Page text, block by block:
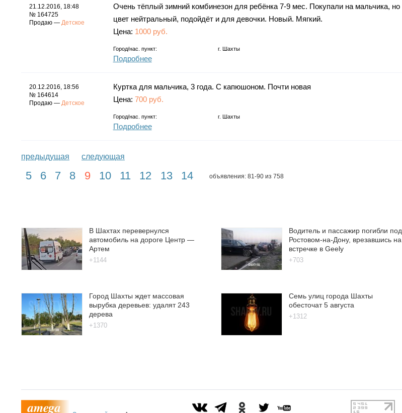
21.12.2016, 18:48
№ 164725
Продаю — Детское
Очень тёплый зимний комбинезон для ребёнка 7-9 мес. Покупали на мальчика, но
цвет нейтральный, подойдёт и для девочки. Новый. Мягкий.
Цена: 1000 руб.
Город/нас. пункт: г. Шахты
Подробнее
20.12.2016, 18:56
№ 164614
Продаю — Детское
Куртка для мальчика, 3 года. С капюшоном. Почти новая
Цена: 700 руб.
Город/нас. пункт: г. Шахты
Подробнее
предыдущая следующая
5 6 7 8 9 10 11 12 13 14 объявления: 81-90 из 758
В Шахтах перевернулся
автомобиль на дороге Центр —
Артем
+1144
Водитель и пассажир погибли под
Ростовом-на-Дону, врезавшись на
встречке в Geely
+703
Город Шахты ждет массовая
вырубка деревьев: удалят 243
дерева
+1370
Семь улиц города Шахты
обесточат 5 августа
+1312